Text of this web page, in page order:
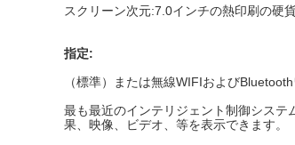
スクリーン次元:7.0インチの熱印刷の硬
指定:
（標準）または無線WIFIおよび
最も最近のインテリジェント制御シス
果、映像、ビデオ、等を表示できます。